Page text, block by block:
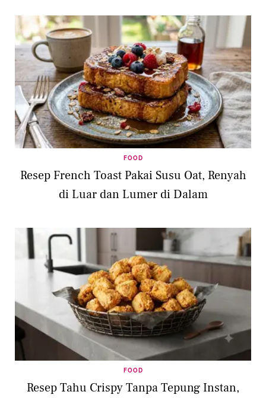
FOOD
Resep French Toast Pakai Susu Oat, Renyah
di Luar dan Lumer di Dalam
FOOD
Resep Tahu Crispy Tanpa Tepung Instan,